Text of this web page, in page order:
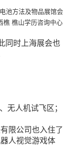
池方法及物品展馆会
樵 樵山学历咨询中心
同时 上海展会也
无人机试飞区；
限公司也入住了
人视觉游戏体